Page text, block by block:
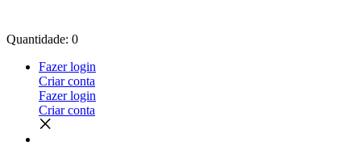
Quantidade: 0
Fazer login
Criar conta
Fazer login
Criar conta